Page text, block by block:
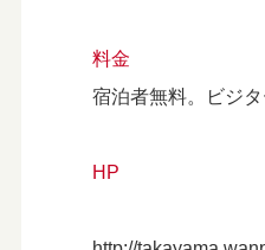
料金
宿泊者無料。ビジ
HP